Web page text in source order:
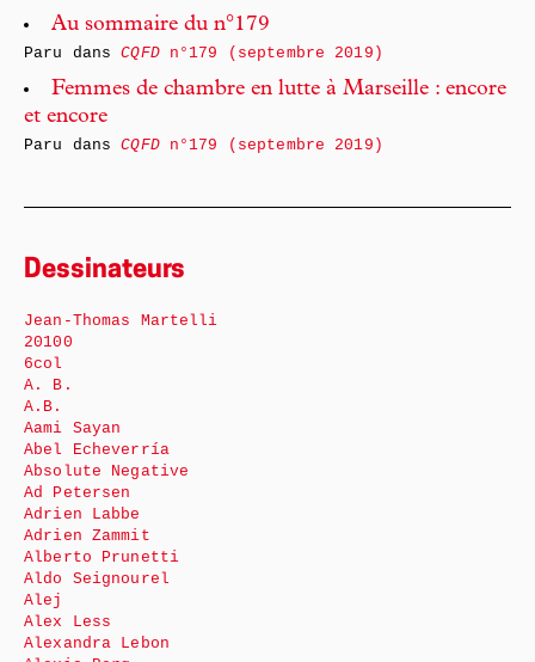
Au sommaire du n°179
Paru dansCQFDn°179 (septembre 2019)
Femmes de chambre en lutte à Marseille : encore
et encore
Paru dansCQFDn°179 (septembre 2019)
Dessinateurs
Jean-Thomas Martelli
20100
6col
A. B.
A.B.
Aami Sayan
Abel Echeverría
Absolute Negative
Ad Petersen
Adrien Labbe
Adrien Zammit
Alberto Prunetti
Aldo Seignourel
Alej
Alex Less
Alexandra Lebon